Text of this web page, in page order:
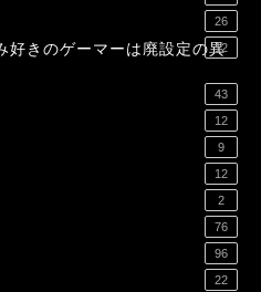
26
好きのゲーマーは廃設定の異
12
43
12
9
12
2
76
96
22